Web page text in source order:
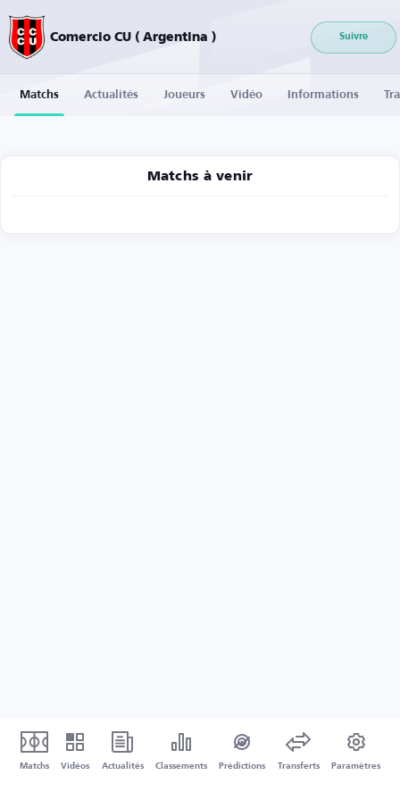
Comercio CU ( Argentina ) Suivre
Matchs Actualités Joueurs Vidéo Informations
Matchs à venir
Matchs Vidéos Actualités Classements Prédictions Transferts Paramètres